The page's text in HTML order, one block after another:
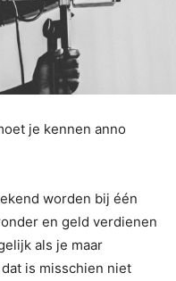
je kennen anno
worden bij één
en geld verdienen
als je maar
is misschien niet